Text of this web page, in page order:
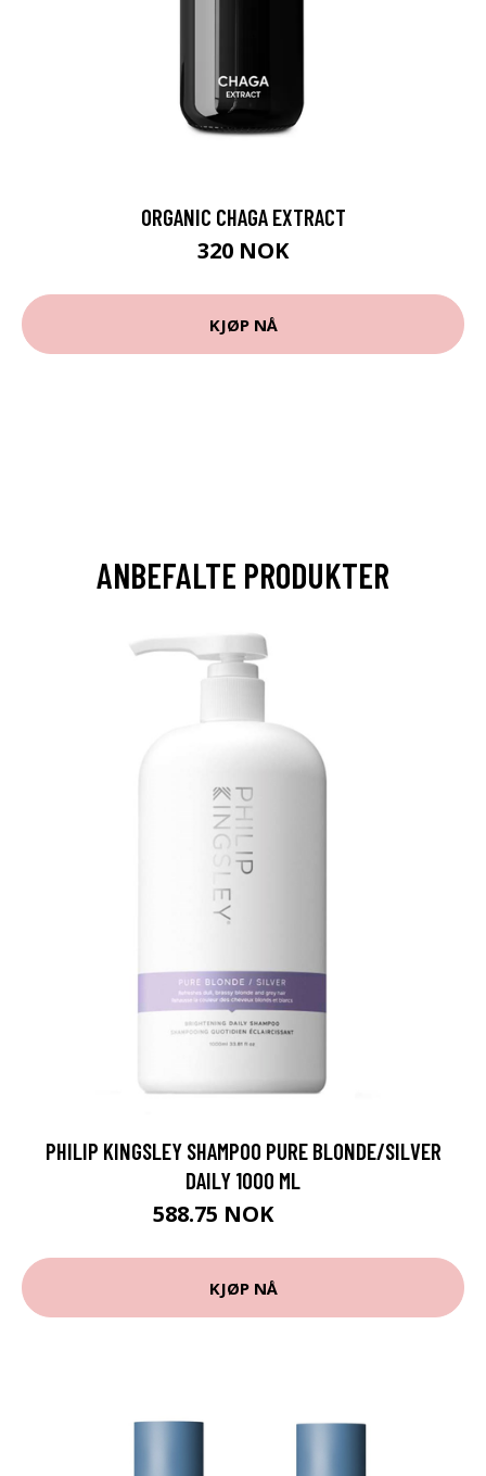
ORGANIC CHAGA EXTRACT
320 NOK
KJØP NÅ
ANBEFALTE PRODUKTER
PHILIP KINGSLEY SHAMPOO PURE BLONDE/SILVER
DAILY 1000 ML
588.75 NOK
KJØP NÅ